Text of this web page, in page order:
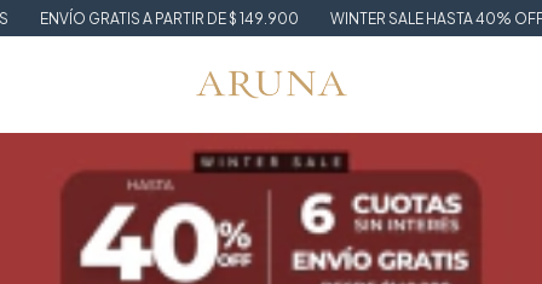
DE $ 149.900 WINTER SALE HASTA 40% OFF + 15% OFF POR